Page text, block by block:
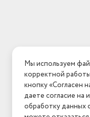
Мы используем
корректной
кнопку «Согласен
даете согласие на
обработку данных